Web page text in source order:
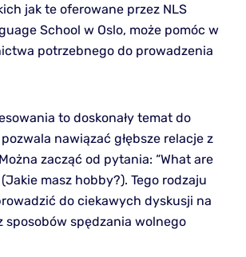
jak te oferowane przez NLS
School w Oslo, może pomóc w
potrzebnego do prowadzenia
to doskonały temat do
nawiązać głębsze relacje z
zacząć od pytania: “What are
masz hobby?). Tego rodzaju
do ciekawych dyskusji na
sposobów spędzania wolnego